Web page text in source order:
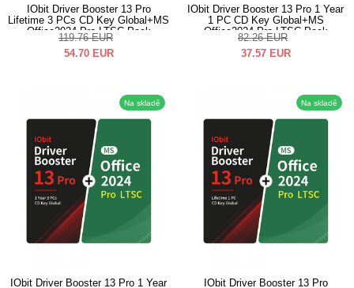
IObit Driver Booster 13 Pro
Lifetime 3 PCs CD Key Global+MS
Office2024 Pro LTSC Pack
119.76 EUR
54.70 EUR
IObit Driver Booster 13 Pro 1 Year
1 PC CD Key Global+MS
Office2024 Pro LTSC Pack
82.26 EUR
37.57 EUR
Na skladě
IObit Driver Booster 13 Pro 1 Year
Na skladě
IObit Driver Booster 13 Pro